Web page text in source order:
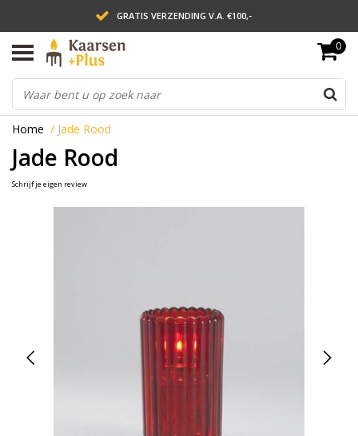
GRATIS VERZENDING V.A. €100,-
LEVERING BINNEN 2 WERKDAGEN
ACHTERAF BETALEN VIA AFTERPAY
0
Home / Jade Rood
Jade Rood
Schrijf je eigen review